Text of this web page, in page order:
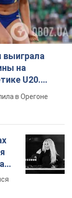
выиграла
на
U20.
в Орегоне